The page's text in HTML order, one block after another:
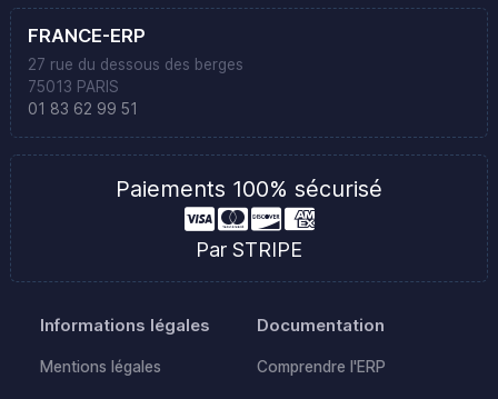
FRANCE-ERP
27 rue du dessous des berges
75013 PARIS
01 83 62 99 51
Paiements 100% sécurisé
Par STRIPE
Informations légales
Mentions légales
Documentation
Comprendre l'ERP